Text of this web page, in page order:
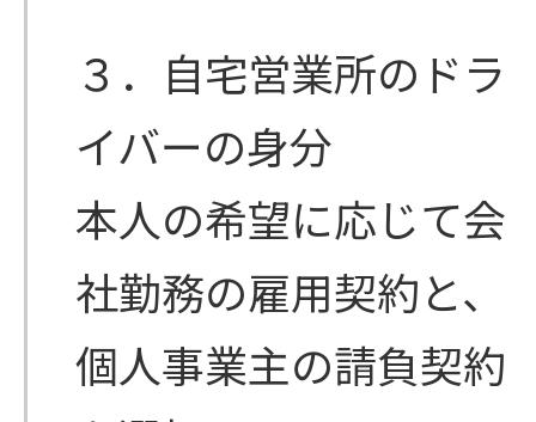
３．自宅営業所のドラ
イバーの身分
本人の希望に応じて会
社勤務の雇用契約と、
個人事業主の請負契約